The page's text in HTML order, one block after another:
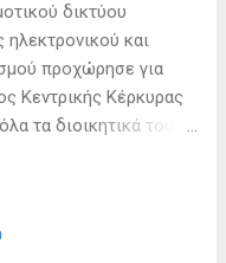
νόμου το οποίο
εντός των
θέμα «Ολοκληρωμένη
νησιωτικό χώρο,
και ειδικές
και εν γένει
δικτύου
και
προχώρησε για
Κεντρικής Κέρκυρας
τα διοικητικά του
και πλέον οι πολίτες
σε ειδικούς